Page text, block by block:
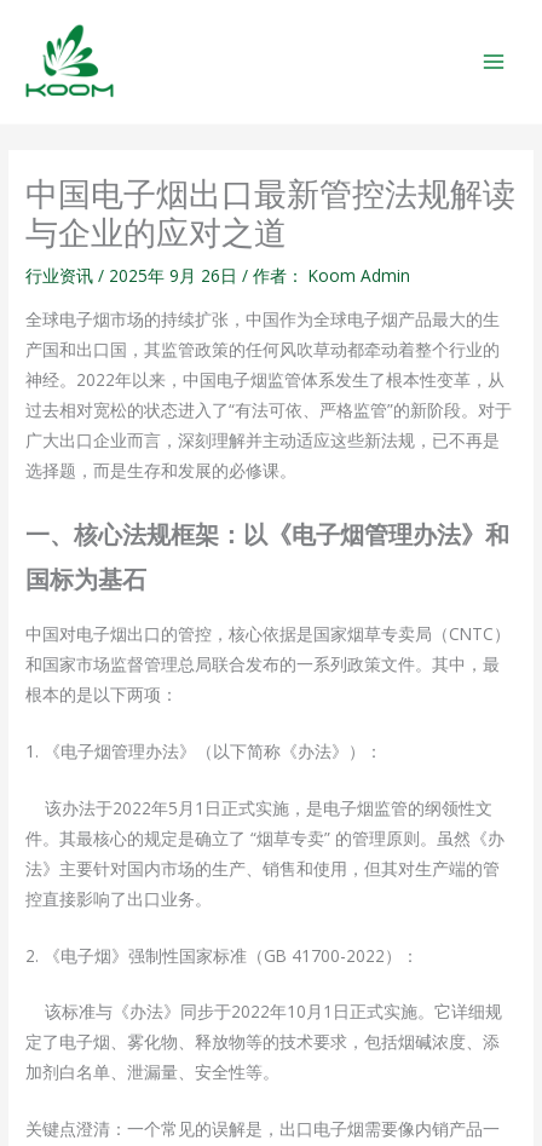
中国电子烟出口最新管控法规解读
与企业的应对之道
行业资讯 / 2025年 9月 26日/ 作者： Koom Admin
全球电子烟市场的持续扩张，中国作为全球电子烟产品最大的生
产国和出口国，其监管政策的任何风吹草动都牵动着整个行业的
神经。2022年以来，中国电子烟监管体系发生了根本性变革，从
过去相对宽松的状态进入了“有法可依、严格监管”的新阶段。对于
广大出口企业而言，深刻理解并主动适应这些新法规，已不再是
选择题，而是生存和发展的必修课。
一、核心法规框架：以《电子烟管理办法》和
国标为基石
中国对电子烟出口的管控，核心依据是国家烟草专卖局（CNTC）
和国家市场监督管理总局联合发布的一系列政策文件。其中，最
根本的是以下两项：
1. 《电子烟管理办法》（以下简称《办法》）：
该办法于2022年5月1日正式实施，是电子烟监管的纲领性文
件。其最核心的规定是确立了 “烟草专卖” 的管理原则。虽然《办
法》主要针对国内市场的生产、销售和使用，但其对生产端的管
控直接影响了出口业务。
2. 《电子烟》强制性国家标准（GB 41700-2022）：
该标准与《办法》同步于2022年10月1日正式实施。它详细规
定了电子烟、雾化物、释放物等的技术要求，包括烟碱浓度、添
加剂白名单、泄漏量、安全性等。
关键点澄清：一个常见的误解是，出口电子烟需要像内销产品一